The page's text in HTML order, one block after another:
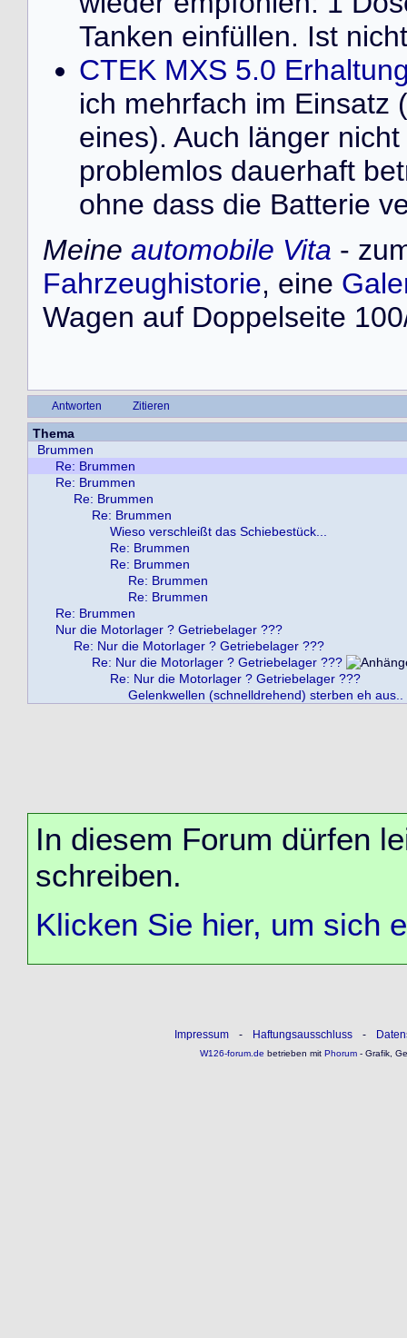
Tanken einfüllen. Ist
CTEK MXS 5.0
ich mehrfach im Einsatz
eines). Auch länger
problemlos dauerhaft
ohne dass die Batterie
Meine automobile Vita -
Fahrzeughistorie, eine
Wagen auf Doppelseite
Antworten Zitieren
Thema
Brummen
Re: Brummen
Re: Brummen
Re: Brummen
Re: Brummen
Wieso verschleißt das Schiebestück...
Re: Brummen
Re: Brummen
Re: Brummen
Re: Brummen
Re: Brummen
Nur die Motorlager ? Getriebelager ???
Re: Nur die Motorlager ? Getriebelager ???
Re: Nur die Motorlager ? Getriebelager ???
Re: Nur die Motorlager ? Getriebelager ???
Gelenkwellen (schnelldrehend) sterben eh aus..
In diesem Forum dürfen
schreiben.
Klicken Sie hier, um sich
Impressum - Haftungsausschluss -
W126-forum.de betrieben mitPhorum- Grafik,